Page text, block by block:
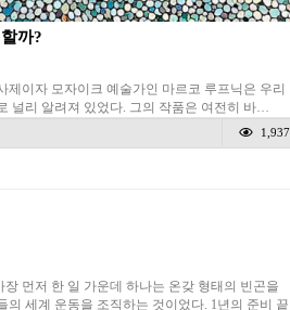
까?
이자 모자이크 예술가인 마르코 루프닉은 우리
널리 알려져 있었다. 그의 작품은 여전히 바…
1,937
먼저 한 일 가운데 하나는 온갖 형태의 빈곤을
의 세계 운동을 조직하는 것이었다. 1년의 준비 끝